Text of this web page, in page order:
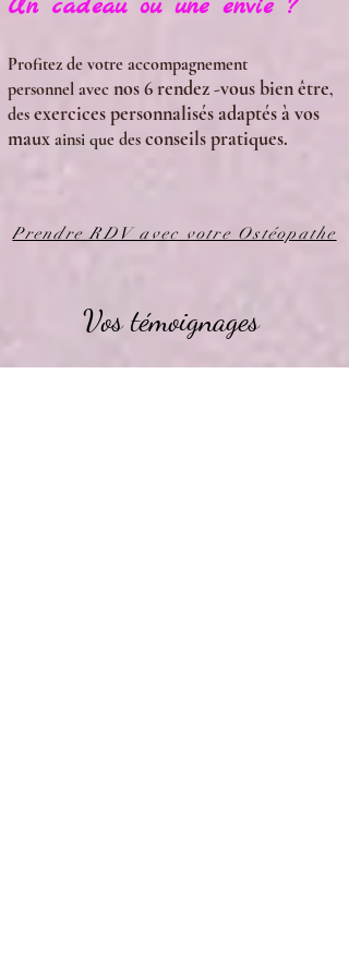
Un cadeau ou une envie ?
Profitez de votre accompagnement
personnel avec nos 6 rendez -vous bien être,
des exercicespersonnalisésadaptésà vos
maux ainsi que des conseilspratiques.
Prendre RDV avec votre Ostéopathe
Vos témoignages